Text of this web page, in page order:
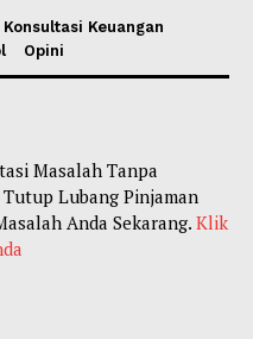
Konsultasi Keuangan
Opini
Masalah Tanpa
Lubang Pinjaman
Anda Sekarang. Klik